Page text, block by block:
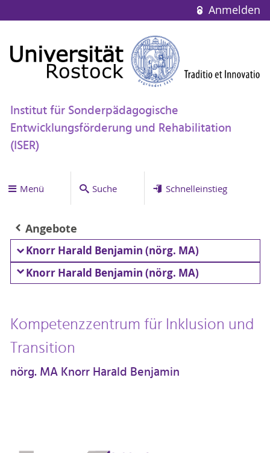
Anmelden
Institut für Sonderpädagogische
Entwicklungsförderung und Rehabilitation
(ISER)
Menü Suche Schnelleinstieg
Angebote
Knorr Harald Benjamin (nörg. MA)
Knorr Harald Benjamin (nörg. MA)
Kompetenzzentrum für Inklusion und
Transition
nörg. MA Knorr Harald Benjamin